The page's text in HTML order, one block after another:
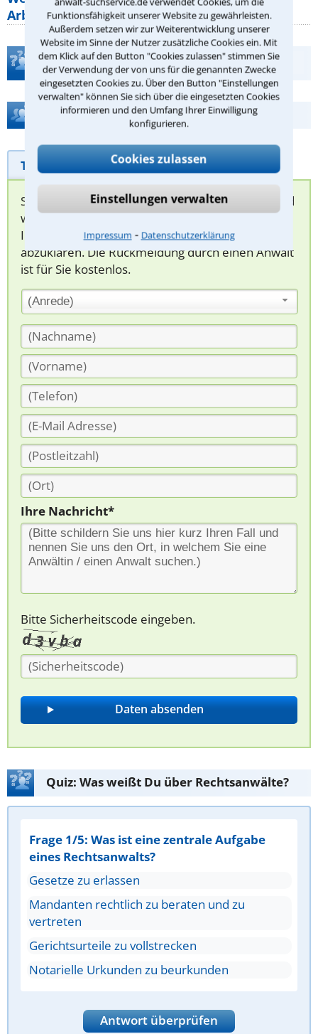
Funktionsfähigkeit unserer Website zu gewährleisten.
Außerdem setzen wir zur Weiterentwicklung unserer
Website im Sinne der Nutzer zusätzliche Cookies ein. Mit
dem Klick auf den Button "Cookies zulassen" stimmen Sie
der Verwendung der von uns für die genannten Zwecke
eingesetzten Cookies zu. Über den Button "Einstellungen
verwalten" können Sie sich über die eingesetzten Cookies
informieren und den Umfang Ihrer Einwilligung
konfigurieren.
Cookies zulassen
Einstellungen verwalten
Impressum ⁃ Datenschutzerklärung
Arbeitszeit gelten beim
Teste Dein Rechtswissen
Hilfe bei Ihrer Anwaltsuche?
Telefonhilfe Beratungsanfrage
Sie können hier Ihren Fall schildern. Anschließend
werden sich spezialisierte Rechtsanwälte bei
Ihnen melden, um das weitere Vorgehen
abzuklären. Die Rückmeldung durch einen Anwalt
ist für Sie kostenlos.
(Anrede)
Ihre Nachricht*
Bitte Sicherheitscode eingeben.
Quiz: Was weißt Du über Rechtsanwälte?
Frage 1/5: Was ist eine zentrale Aufgabe
eines Rechtsanwalts?
Gesetze zu erlassen
Mandanten rechtlich zu beraten und zu
vertreten
Gerichtsurteile zu vollstrecken
Notarielle Urkunden zu beurkunden
Antwort überprüfen